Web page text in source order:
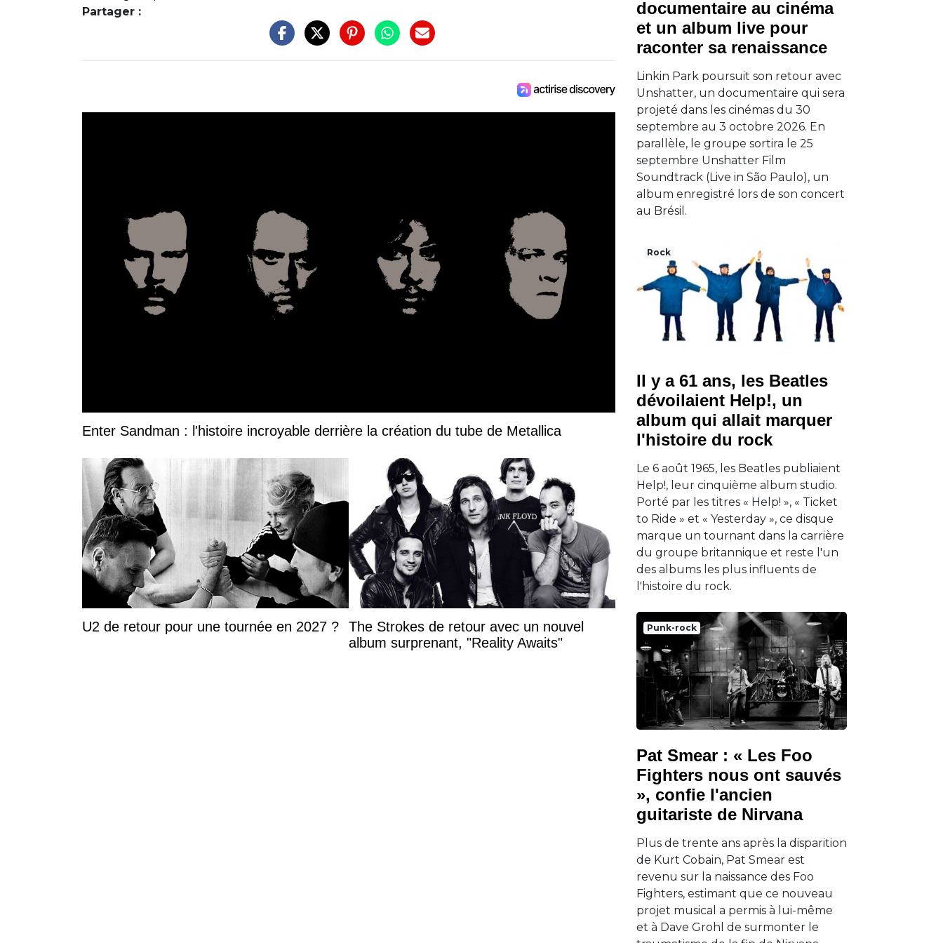
Partager :
Enter Sandman : l'histoire incroyable derrière la création du tube de Metallica
U2 de retour pour une tournée en 2027 ?
The Strokes de retour avec un nouvel
album surprenant, "Reality Awaits"
documentaire au cinéma
et un album live pour
raconter sa renaissance
Linkin Park poursuit son retour avec
Unshatter, un documentaire qui sera
projeté dans les cinémas du 30
septembre au 3 octobre 2026. En
parallèle, le groupe sortira le 25
septembre Unshatter Film
Soundtrack (Live in São Paulo), un
album enregistré lors de son concert
au Brésil.
Rock
Il y a 61 ans, les Beatles
dévoilaient Help!, un
album qui allait marquer
l'histoire du rock
Le 6 août 1965, les Beatles publiaient
Help!, leur cinquième album studio.
Porté par les titres « Help! », « Ticket
to Ride » et « Yesterday », ce disque
marque un tournant dans la carrière
du groupe britannique et reste l'un
des albums les plus influents de
l'histoire du rock.
Punk-rock
Pat Smear : « Les Foo
Fighters nous ont sauvés
», confie l'ancien
guitariste de Nirvana
Plus de trente ans après la disparition
de Kurt Cobain, Pat Smear est
revenu sur la naissance des Foo
Fighters, estimant que ce nouveau
projet musical a permis à lui-même
et à Dave Grohl de surmonter le